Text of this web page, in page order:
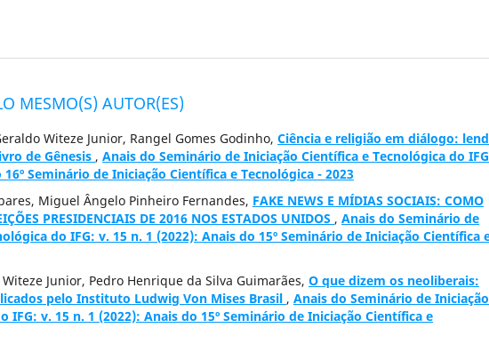
MESMO(S) AUTOR(ES)
Witeze Junior, Rangel Gomes Godinho, Ciência e religião em diálogo:
de Gênesis , Anais do Seminário de Iniciação Científica e Tecnológica do
Seminário de Iniciação Científica e Tecnológica - 2023
Miguel Ângelo Pinheiro Fernandes, FAKE NEWS E MÍDIAS SOCIAIS: COMO
PRESIDENCIAIS DE 2016 NOS ESTADOS UNIDOS , Anais do Seminário de
do IFG: v. 15 n. 1 (2022): Anais do 15º Seminário de Iniciação Científica
Junior, Pedro Henrique da Silva Guimarães, O que dizem os neoliberais:
pelo Instituto Ludwig Von Mises Brasil , Anais do Seminário de Iniciação
IFG: v. 15 n. 1 (2022): Anais do 15º Seminário de Iniciação Científica e